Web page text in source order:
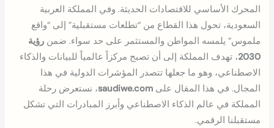
المحرك الأساسي للاقتصادات الحديثة. وفي المملكة العربية
السعودية، تحول هذا القطاع من “تطلعات مستقبلية” إلى “واقع
ملموس” يلمسه المواطن والمستثمر على حد سواء. ضمنرؤية
2030، تهدف المملكة إلى أن تصبح مركزاً عالمياً للبيانات والذكاء
الاصطناعي، وهو ما جعلها تتصدر المؤشرات الدولية في هذا
المجال. في هذا المقال علىsaudiwe.com، نستعرض رحلة
المملكة في عالم الذكاء الاصطناعي وأبرز المبادرات التي تشكل
مستقبلنا الرقمي.